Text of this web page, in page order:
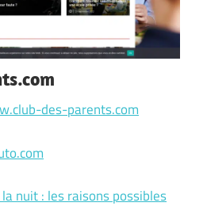
des-parents.com
nuit : les raisons possibles